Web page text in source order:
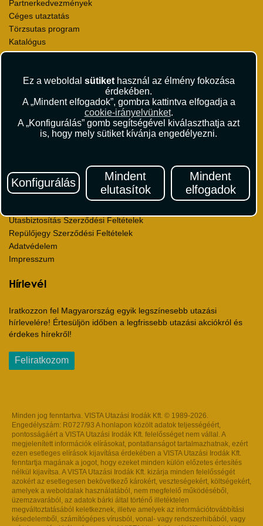
Ez a weboldal sütikethasznál az élmény fokozása
érdekében.
A „Mindent elfogadok”, gombra kattintva elfogadja a
cookie-irányelvünket.
A „Konfigurálás” gomb segítségével kiválaszthatja azt
is, hogy mely sütiket kívánja engedélyezni.
Konfigurálás
Mindent
elutasítok
Mindent
elfogadok
Partnerkedvezmények
Céges utaztatás
Törzsutas program
Katalógus
Kapcsolat
Sajtószoba
Viszonteladás
Környezettudatosság
Utazási Csomag Szerződési Feltételek
Utasbiztosítás Szerződési Feltételek
Repülőjegy Szerződési Feltételek
Adatvédelem
Impresszum
Hírlevél
Iratkozzon fel Magyarország egyik legszínesebb utazási
hírlevelére! Értesüljön időben a legfrissebb utazási akciókról és
érdekes hírekről!
Feliratkozom
Minden jog fenntartva. VISTA Utazási Irodák Kft. © 1989-2026.
Engedélyszám: R0727/93 A honlapon közölt adatok teljességéért,
pontosságáért a VISTA Utazási Irodák Kft. felelősséget nem vállal. A
megjelenített információk elírásokat, pontatlanságot tartalmazhatnak, ezért
ezen esetleges elírások kijavítása érdekében a VISTA Utazási Irodák Kft.
fenntartja magának a jogot, hogy ezeket minden külön előzetes értesítés
nélkül kijavítsa. A VISTA Utazási Irodák Kft. kizárja minden felelősségét
azokért az esetlegesen bekövetkező károkért, veszteségekért, költségekért,
amelyek a weboldalak használatából, nem megfelelő működéséből,
üzemzavarából, az adatok bárki által történő illetéktelen
megváltoztatásából keletkeznek, illetve amelyek az információtovábbítási
késedelemből, számítógépes vírusból, vonal- vagy rendszerhibából, vagy